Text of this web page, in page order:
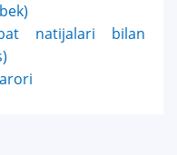
natijalari bilan